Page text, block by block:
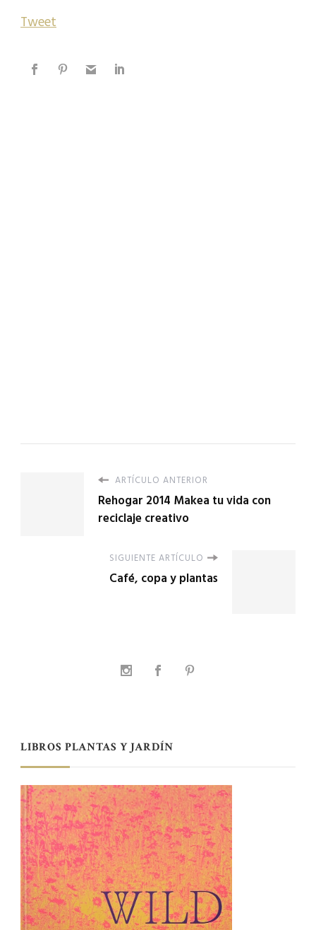
Tweet
ARTÍCULO ANTERIOR
Rehogar 2014 Makea tu vida con
reciclaje creativo
SIGUIENTE ARTÍCULO
Café, copa y plantas
LIBROS PLANTAS Y JARDÍN